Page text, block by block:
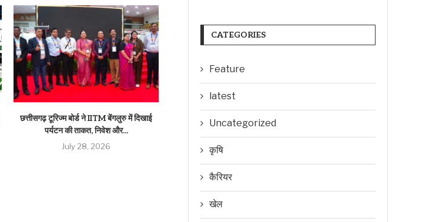
छत्तीसगढ़ टूरिज्म बोर्ड ने IITM बेंगलुरु में दिखाई
पर्यटन की ताकत, निवेश और...
July 28, 2026
CATEGORIES
Feature
latest
Uncategorized
कृषि
कैरियर
खेल